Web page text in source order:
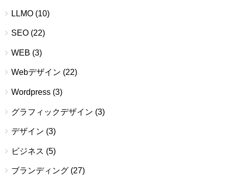
LLMO (10)
SEO (22)
WEB (3)
Webデザイン (22)
Wordpress (3)
グラフィックデザイン (3)
デザイン (3)
ビジネス (5)
ブランディング (27)